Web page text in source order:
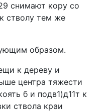
снимают кору со
стволу тем же
образом.
к дереву и
центра тяжести
б и подв1)д11т к
ствола краи